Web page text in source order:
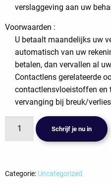
verslaggeving aan uw
Voorwaarden :
U betaalt maandelijks uw
automatisch van uw
betalen, dan vervallen al
Contactlens gerelateerde
contactlensvloeistoffen en
vervanging bij breuk/
Abonnement
Schrijf je nu in
Categorie: Uncategorized